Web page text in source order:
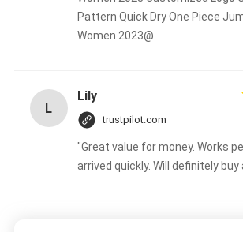
Pattern Quick Dry One Piece
Women 2023@
L
Lily
trustpilot.com
"Great value for money. Works
arrived quickly. Will definitely buy